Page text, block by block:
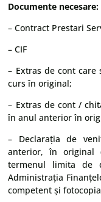
Documente necesare:
– Contract Prestari
– CIF
– Extras de cont
curs în original;
– Extras de cont /
în anul anterior în
– Declarația de
anterior, în
termenul limita de
Administrația
competent și